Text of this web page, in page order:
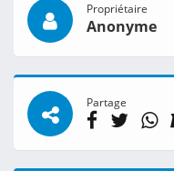
Propriétaire
Anonyme
Partage